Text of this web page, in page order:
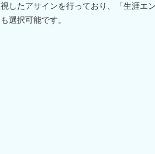
したアサインを行っており、「生涯エ
選択可能です。